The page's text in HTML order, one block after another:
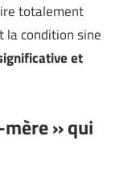
totalement
la condition sine
et
» qui